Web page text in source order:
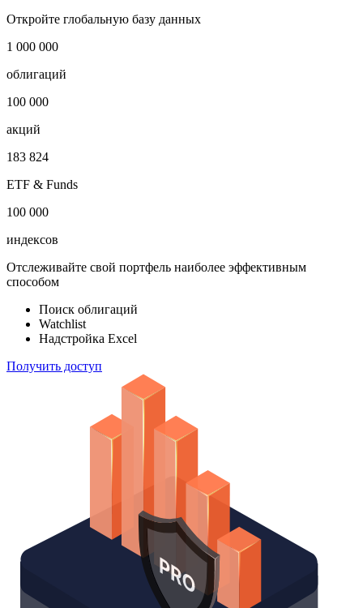
Откройте глобальную базу данных
1 000 000
облигаций
100 000
акций
183 824
ETF & Funds
100 000
индексов
Отслеживайте свой портфель наиболее эффективным
способом
Поиск облигаций
Watchlist
Надстройка Excel
Получить доступ